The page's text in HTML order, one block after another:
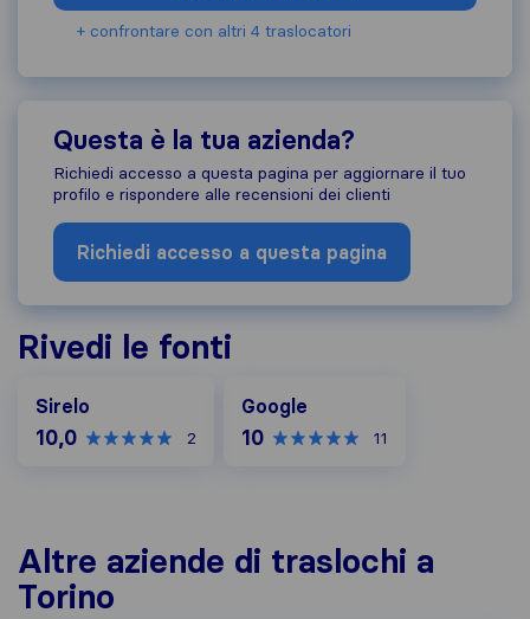
+ confrontare con altri 4 traslocatori
Questa è la tua azienda?
Richiedi accesso a questa pagina per aggiornare il tuo
profilo e rispondere alle recensioni dei clienti
Richiedi accesso a questa pagina
Rivedi le fonti
Sirelo
10,0 2
Google
10 11
Altre aziende di traslochi a
Torino